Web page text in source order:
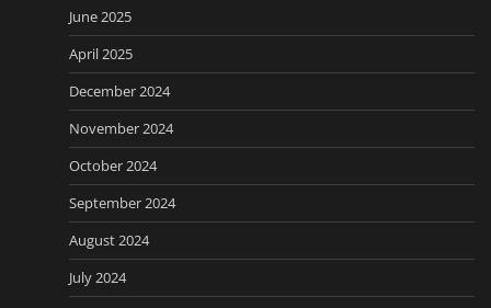
June 2025
April 2025
December 2024
November 2024
October 2024
September 2024
August 2024
July 2024